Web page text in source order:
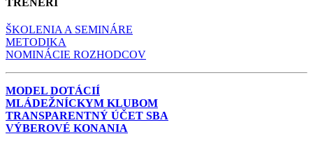
TRÉNERI
ŠKOLENIA A SEMINÁRE
METODIKA
NOMINÁCIE ROZHODCOV
MODEL DOTÁCIÍ
MLÁDEŽNÍCKYM KLUBOM
TRANSPARENTNÝ ÚČET SBA
VÝBEROVÉ KONANIA